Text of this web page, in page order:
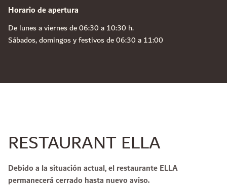
Horario de apertura
De lunes a viernes de 06:30 a 10:30 h.
Sábados, domingos y festivos de 06:30 a 11:00
RESTAURANT ELLA
Debido a la situación actual, el restaurante ELLA
permanecerá cerrado hasta nuevo aviso.